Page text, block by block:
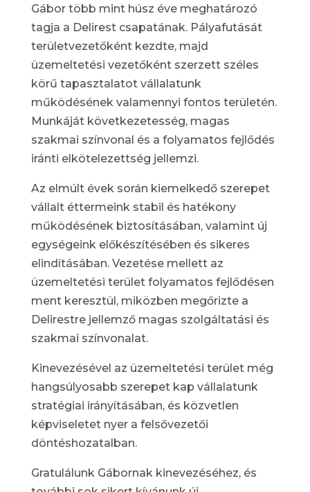
Gábor több mint húsz éve meghatározó
tagja a Delirest csapatának. Pályafutását
területvezetőként kezdte, majd
üzemeltetési vezetőként szerzett széles
körű tapasztalatot vállalatunk
működésének valamennyi fontos területén.
Munkáját következetesség, magas
szakmai színvonal és a folyamatos fejlődés
iránti elkötelezettség jellemzi.
Az elmúlt évek során kiemelkedő szerepet
vállalt éttermeink stabil és hatékony
működésének biztosításában, valamint új
egységeink előkészítésében és sikeres
elindításában. Vezetése mellett az
üzemeltetési terület folyamatos fejlődésen
ment keresztül, miközben megőrizte a
Delirestre jellemző magas szolgáltatási és
szakmai színvonalat.
Kinevezésével az üzemeltetési terület még
hangsúlyosabb szerepet kap vállalatunk
stratégiai irányításában, és közvetlen
képviseletet nyer a felsővezetői
döntéshozatalban.
Gratulálunk Gábornak kinevezéséhez, és